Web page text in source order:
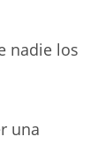
nadie los
una